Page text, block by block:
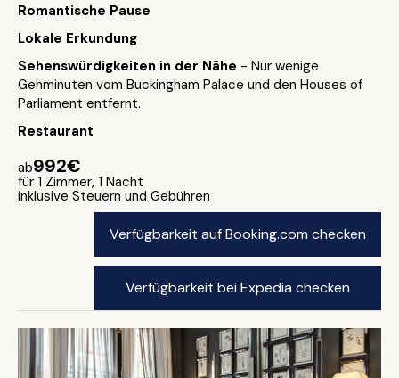
Romantische Pause
Lokale Erkundung
Sehenswürdigkeiten in der Nähe - Nur wenige
Gehminuten vom Buckingham Palace und den Houses of
Parliament entfernt.
Restaurant
ab992€
für 1 Zimmer, 1 Nacht
inklusive Steuern und Gebühren
Verfügbarkeit auf Booking.com checken
Verfügbarkeit bei Expedia checken